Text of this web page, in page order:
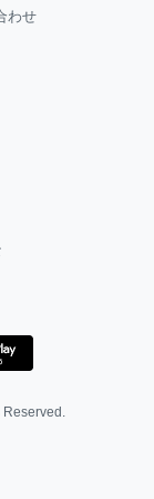
わせ
Reserved.